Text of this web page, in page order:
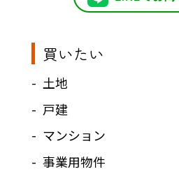
買いたい
土地
戸建
マンション
事業用物件